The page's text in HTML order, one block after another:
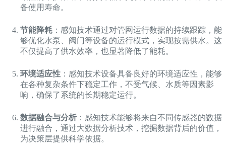
备使用寿命。
节能降耗 ：感知技术通过对管网运行数据的持续跟踪，能
够优化水泵、阀门等设备的运行模式，实现按需供水。这
不仅提高了供水效率，也显著降低了能耗。
环境适应性 ：感知技术设备具备良好的环境适应性，能够
在各种复杂条件下稳定工作，不受气候、水质等因素影
响，确保了系统的长期稳定运行。
数据融合与分析 ：感知技术能够将来自不同传感器的数据
进行融合，通过大数据分析技术，挖掘数据背后的价值，
为决策层提供科学依据。